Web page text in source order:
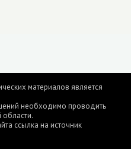
материалов является
необходимо проводить
ссылка на источник